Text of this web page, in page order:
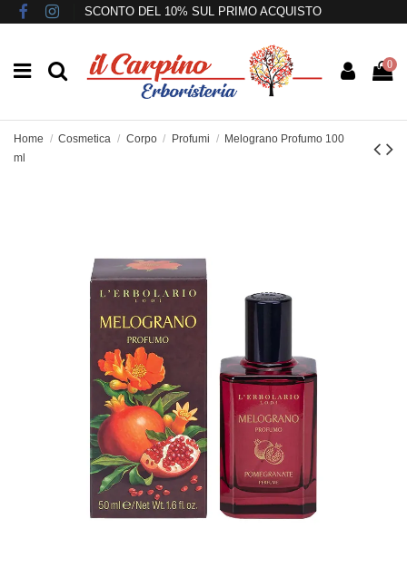
SCONTO DEL 10% SUL PRIMO ACQUISTO
0
Home Cosmetica Corpo Profumi
Melograno Profumo 100
ml